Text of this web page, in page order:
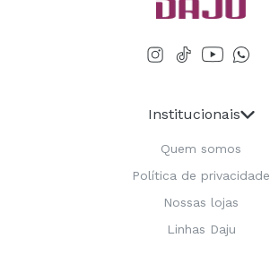
Institucionais
Quem somos
Política de privacidade
Nossas lojas
Linhas Daju